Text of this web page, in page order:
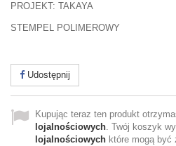
PROJEKT: TAKAYA
STEMPEL POLIMEROWY
Udostępnij
Kupując teraz ten produkt
lojalnościowych. Twój koszyk
lojalnościowych które mogą być